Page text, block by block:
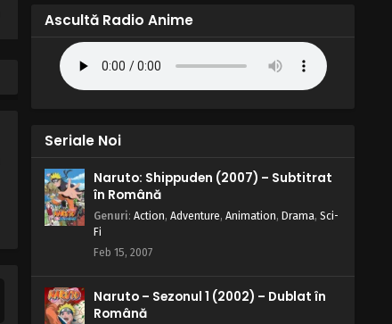
Blue Exorcist – Sezonul 1 Episodul 11
– Demonul din adâncuri
Eps 11 - Demonul din adâncuri - 6 July,
2025
Blue Exorcist – Sezonul 1 Episodul 9
– Amintiri
Eps 8 - Un om oarecare era bolnav - 6 July,
Ascultă Radio Anime
Seriale Noi
Naruto: Shippuden (2007) – Subtitrat
în Română
Genuri: Action, Adventure, Animation, Drama, Sci-
Fi
Feb 15, 2007
Naruto – Sezonul 1 (2002) – Dublat în
Română